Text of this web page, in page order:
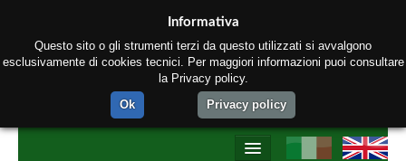
Informativa
Questo sito o gli strumenti terzi da questo utilizzati si avvalgono
esclusivamente di cookies tecnici. Per maggiori informazioni puoi consultare
la Privacy policy.
Ok
Privacy policy